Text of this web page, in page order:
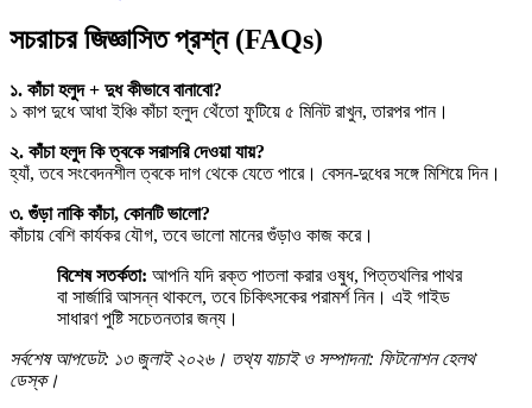
সচরাচর জিজ্ঞাসিত প্রশ্ন (FAQs)
১. কাঁচা হলুদ + দুধ কীভাবে বানাবো?
১ কাপ দুধে আধা ইঞ্চি কাঁচা হলুদ থেঁতো ফুটিয়ে ৫ মিনিট রাখুন, তারপর পান।
২. কাঁচা হলুদ কি ত্বকে সরাসরি দেওয়া যায়?
হ্যাঁ, তবে সংবেদনশীল ত্বকে দাগ থেকে যেতে পারে। বেসন-দুধের সঙ্গে মিশিয়ে দিন।
৩. গুঁড়া নাকি কাঁচা, কোনটি ভালো?
কাঁচায় বেশি কার্যকর যৌগ, তবে ভালো মানের গুঁড়াও কাজ করে।
বিশেষ সতর্কতা: আপনি যদি রক্ত পাতলা করার ওষুধ, পিত্তথলির পাথর
বা সার্জারি আসন্ন থাকলে, তবে চিকিৎসকের পরামর্শ নিন। এই গাইড
সাধারণ পুষ্টি সচেতনতার জন্য।
সর্বশেষ আপডেট: ১৩ জুলাই ২০২৬। তথ্য যাচাই ও সম্পাদনা: ফিটনোশন হেলথ
ডেস্ক।